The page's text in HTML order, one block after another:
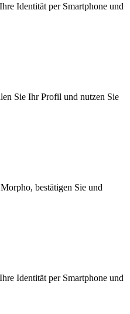
Identität per Smartphone und
Sie Ihr Profil und nutzen Sie
bestätigen Sie und
Identität per Smartphone und